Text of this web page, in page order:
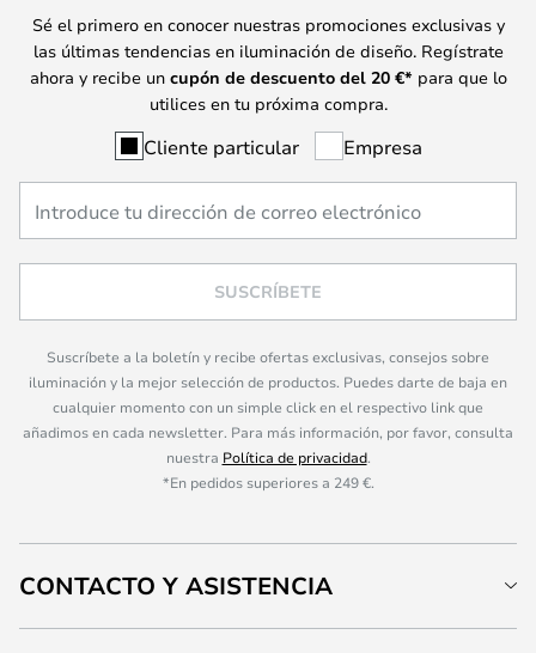
Sé el primero en conocer nuestras promociones exclusivas y
las últimas tendencias en iluminación de diseño. Regístrate
ahora y recibe un cupón de descuento del 20 €* para que lo
utilices en tu próxima compra.
Cliente particular Empresa
SUSCRÍBETE
Suscríbete a la boletín y recibe ofertas exclusivas, consejos sobre
iluminación y la mejor selección de productos. Puedes darte de baja en
cualquier momento con un simple click en el respectivo link que
añadimos en cada newsletter. Para más información, por favor, consulta
nuestra Política de privacidad.
*En pedidos superiores a 249 €.
CONTACTO Y ASISTENCIA